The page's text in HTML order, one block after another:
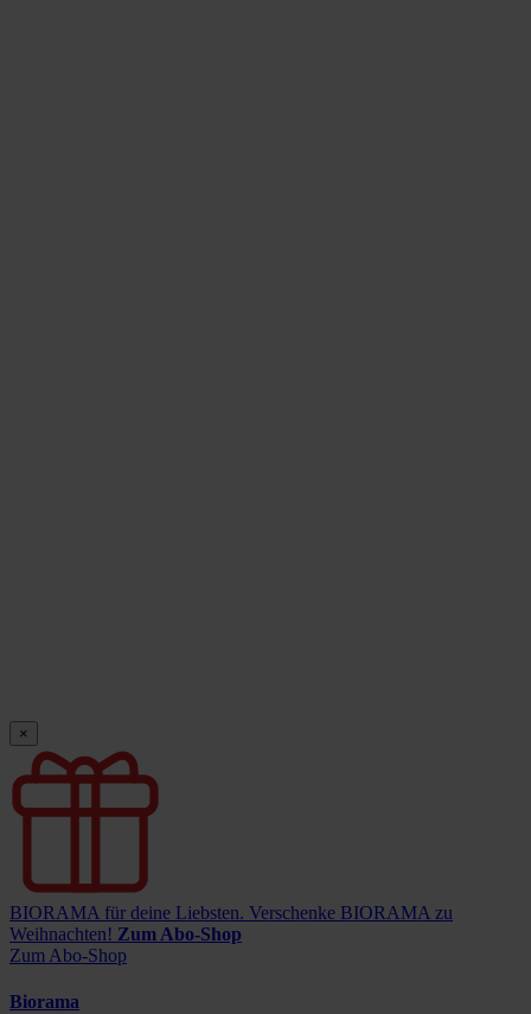
×
BIORAMA für deine Liebsten. Verschenke BIORAMA zu
Weihnachten! Zum Abo-Shop
Zum Abo-Shop
Biorama